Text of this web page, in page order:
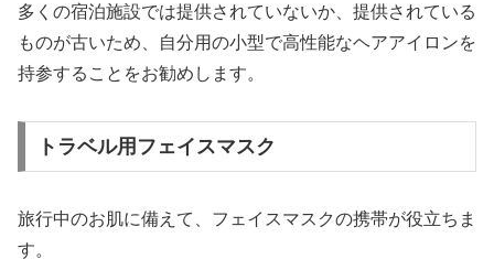
多くの宿泊施設では提供されていないか、提供されている
ものが古いため、自分用の小型で高性能なヘアアイロンを
持参することをお勧めします。
トラベル用フェイスマスク
旅行中のお肌に備えて、フェイスマスクの携帯が役立ちま
す。